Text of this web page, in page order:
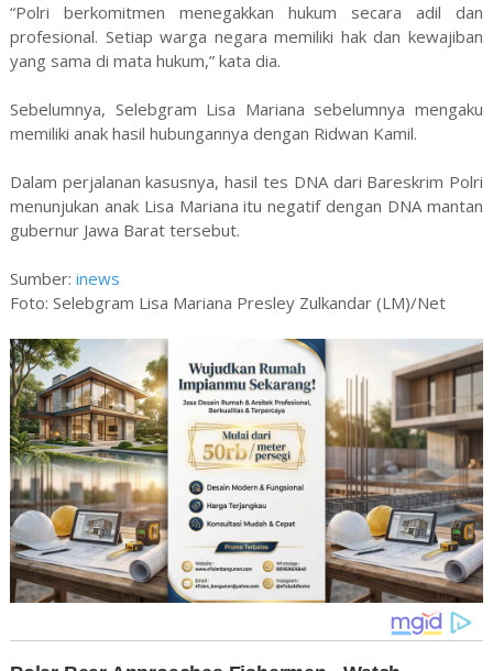
“Polri berkomitmen menegakkan hukum secara adil dan
profesional. Setiap warga negara memiliki hak dan kewajiban
yang sama di mata hukum,” kata dia.
Sebelumnya, Selebgram Lisa Mariana sebelumnya mengaku
memiliki anak hasil hubungannya dengan Ridwan Kamil.
Dalam perjalanan kasusnya, hasil tes DNA dari Bareskrim Polri
menunjukan anak Lisa Mariana itu negatif dengan DNA mantan
gubernur Jawa Barat tersebut.
Sumber: inews
Foto: Selebgram Lisa Mariana Presley Zulkandar (LM)/Net